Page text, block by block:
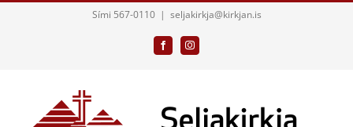
Sími 567-0110 | seljakirkja@kirkjan.is
FacebookInstagram